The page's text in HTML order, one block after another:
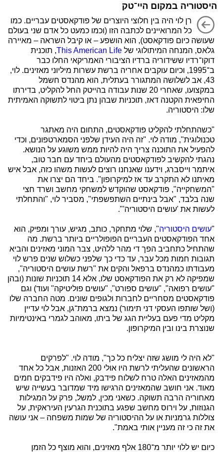
היסטוריה במקום היי־טק
רן לוי היה בין חלוצי היוצרים של פודקאסטים עבריים. כמו
כל המרואיינים לכתבה הזו (וכמו כמעט כל אדם שני בעולם
שעושה כיום פודקאסט), הוא הושפע – או קיבל השראה – מאיירה
גלאס, המנחה המיתולוגי של This American Life, תוכנית
דוקו־רדיו ששידוריה ברדיו הציבורי האמריקאי החלו כבר
ב־1995, וכיום עוקבים אחריה ברשת עשרות מיליוני מאזינים. לוי,
43, אב לשלושה המתגורר בעתלית, הוא מהנדס חשמל
במקצועו, שאחרי 20 שנות עבודה בהייטק החל להקליט, בדירתו
החיפאית הקטנה דאז, תוכניות שבהן נתן ביטוי לתשוקה האמיתית
שלו: היסטוריה.
"כשהתחלתי להקליט פודקאסטים, התחום היה מאתגר
טכנולוגית", מודה לוי. "זה היה העידן שלפני הסמארטפונים, וכדי
להפעיל את התוכנה צריך היה להיות ממש משוגע על הנושא.
נהגתי להקשיב לפודקאסטים מהעולם ביחד עם חבר טוב,
איתמר וייסברג, וידענו שאנחנו רוצים לעשות משהו כזה, אבל איש
מאיתנו לא התקרב עד אז למיקרופון". ביחד הם יצרו את
"המשחקייה", פודקאסט שהוקדש למשחקי מחשב ושרד חצי
שנה בלבד, "אבל בינתיים השתפשפתי", מסביר לוי, "והתחלתי
לעשות את 'עושים היסטוריה'".
"עושים היסטוריה", שלוי מתחקר, כותב, מגיש, עורך ומפיק, הוא
אחד הפודקאסטים העבריים הפופולריים ביותר ברשת. מה
שהתחיל כתחביב הפך די מהר ללהיט, צבר המוני מאזינים והביא
תגובות חמות מכל עבר, עד כדי כך שלפני כשלוש שנים פרש לוי
מעבודתו כמהנדס ברפאל והקים את "רשת עושים היסטוריה",
שמפיקה לא רק את הפודקאסט שלו, אלא 14 תוכניות שונות (ובהן
"עושים רפואה", "עושים ספורט", "עושים פוליטיקה" ועוד) וגם
פודקאסטים מסחריים לחברות ולגופים שונים. מטה החברה שלו
(ושל שותפו העסקי דני תימור) נמצא ברמת־גן, אבל לוי עדיין
מקליט מדי פעם בעליית הגג של ביתו, מאוהב לגמרי באינטימיות
שנוצרת בינו ובין המיקרופון.
"לא היה לי מושג שזה יצליח כל כך", מודה לוי. "לפרקים
הראשונים שהעליתי לרשת היו אולי 200 האזנות, אבל כל אחד
מהמאזינים האלה טרח לשלוח פידבק, ואלה היו פידבקים חמים
מאוד. אני חושב שהמאזינים הרגישו מיד שמדובר בעשייה שיש
מאחוריה הרבה תשוקה. כשאני מכין, למשל, פרק על המגילות
הגנוזות, על וירוס מחשב שפגע בתוכנית הגרעין העיראקית, על
צוללות גרמניות או על ההיסטוריה של שמות משפחה – אני עושה
את זה כי זה מעניין אותי באמת".
כיום יש ללוי יותר מ־180 אלף מאזינים, והוא מוצף כל הזמן